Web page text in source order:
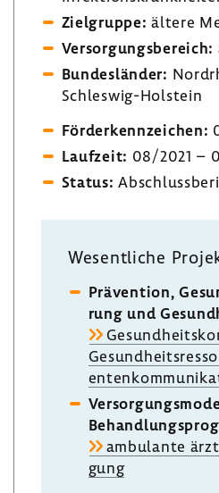
Ziel­gruppe: ältere
Versor­gungs­be­reich:
Bundes­länder:
Schleswig-​Holstein
Förder­kenn­zei­chen:
Lauf­zeit: 08/2021 –
Status:
Wesent­liche
Präven­tion,
rung und
ambu­lante
gung